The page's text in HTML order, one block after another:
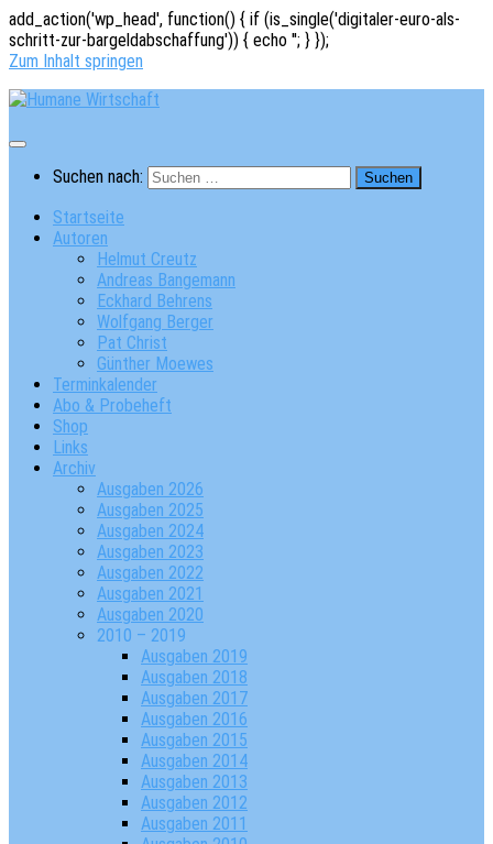
add_action('wp_head', function() { if (is_single('digitaler-euro-als-
schritt-zur-bargeldabschaffung')) { echo ''; } });
Zum Inhalt springen
Suchen nach:
Startseite
Autoren
Helmut Creutz
Andreas Bangemann
Eckhard Behrens
Wolfgang Berger
Pat Christ
Günther Moewes
Terminkalender
Abo & Probeheft
Shop
Links
Archiv
Ausgaben 2026
Ausgaben 2025
Ausgaben 2024
Ausgaben 2023
Ausgaben 2022
Ausgaben 2021
Ausgaben 2020
2010 – 2019
Ausgaben 2019
Ausgaben 2018
Ausgaben 2017
Ausgaben 2016
Ausgaben 2015
Ausgaben 2014
Ausgaben 2013
Ausgaben 2012
Ausgaben 2011